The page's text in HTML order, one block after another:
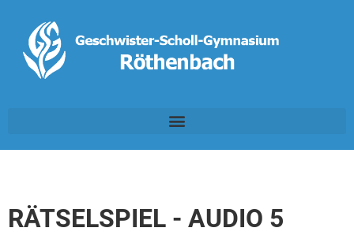
RÄTSELSPIEL - AUDIO 5